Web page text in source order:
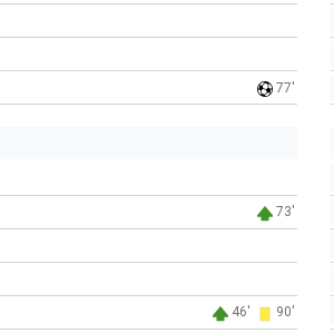
77'
73'
46' 90'